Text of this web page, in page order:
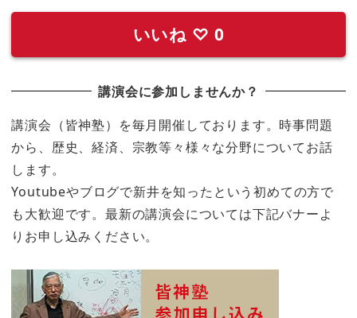
いいね ♡ 0
講演会に参加しませんか？
講演会（皆神塾）を毎月開催しております。時事問題
から、歴史、経済、宗教等々様々な分野についてお話
します。
Youtubeやブログで新井を知ったという初めての方で
も大歓迎です。最新の講演会については下記バナーよ
りお申し込みください。